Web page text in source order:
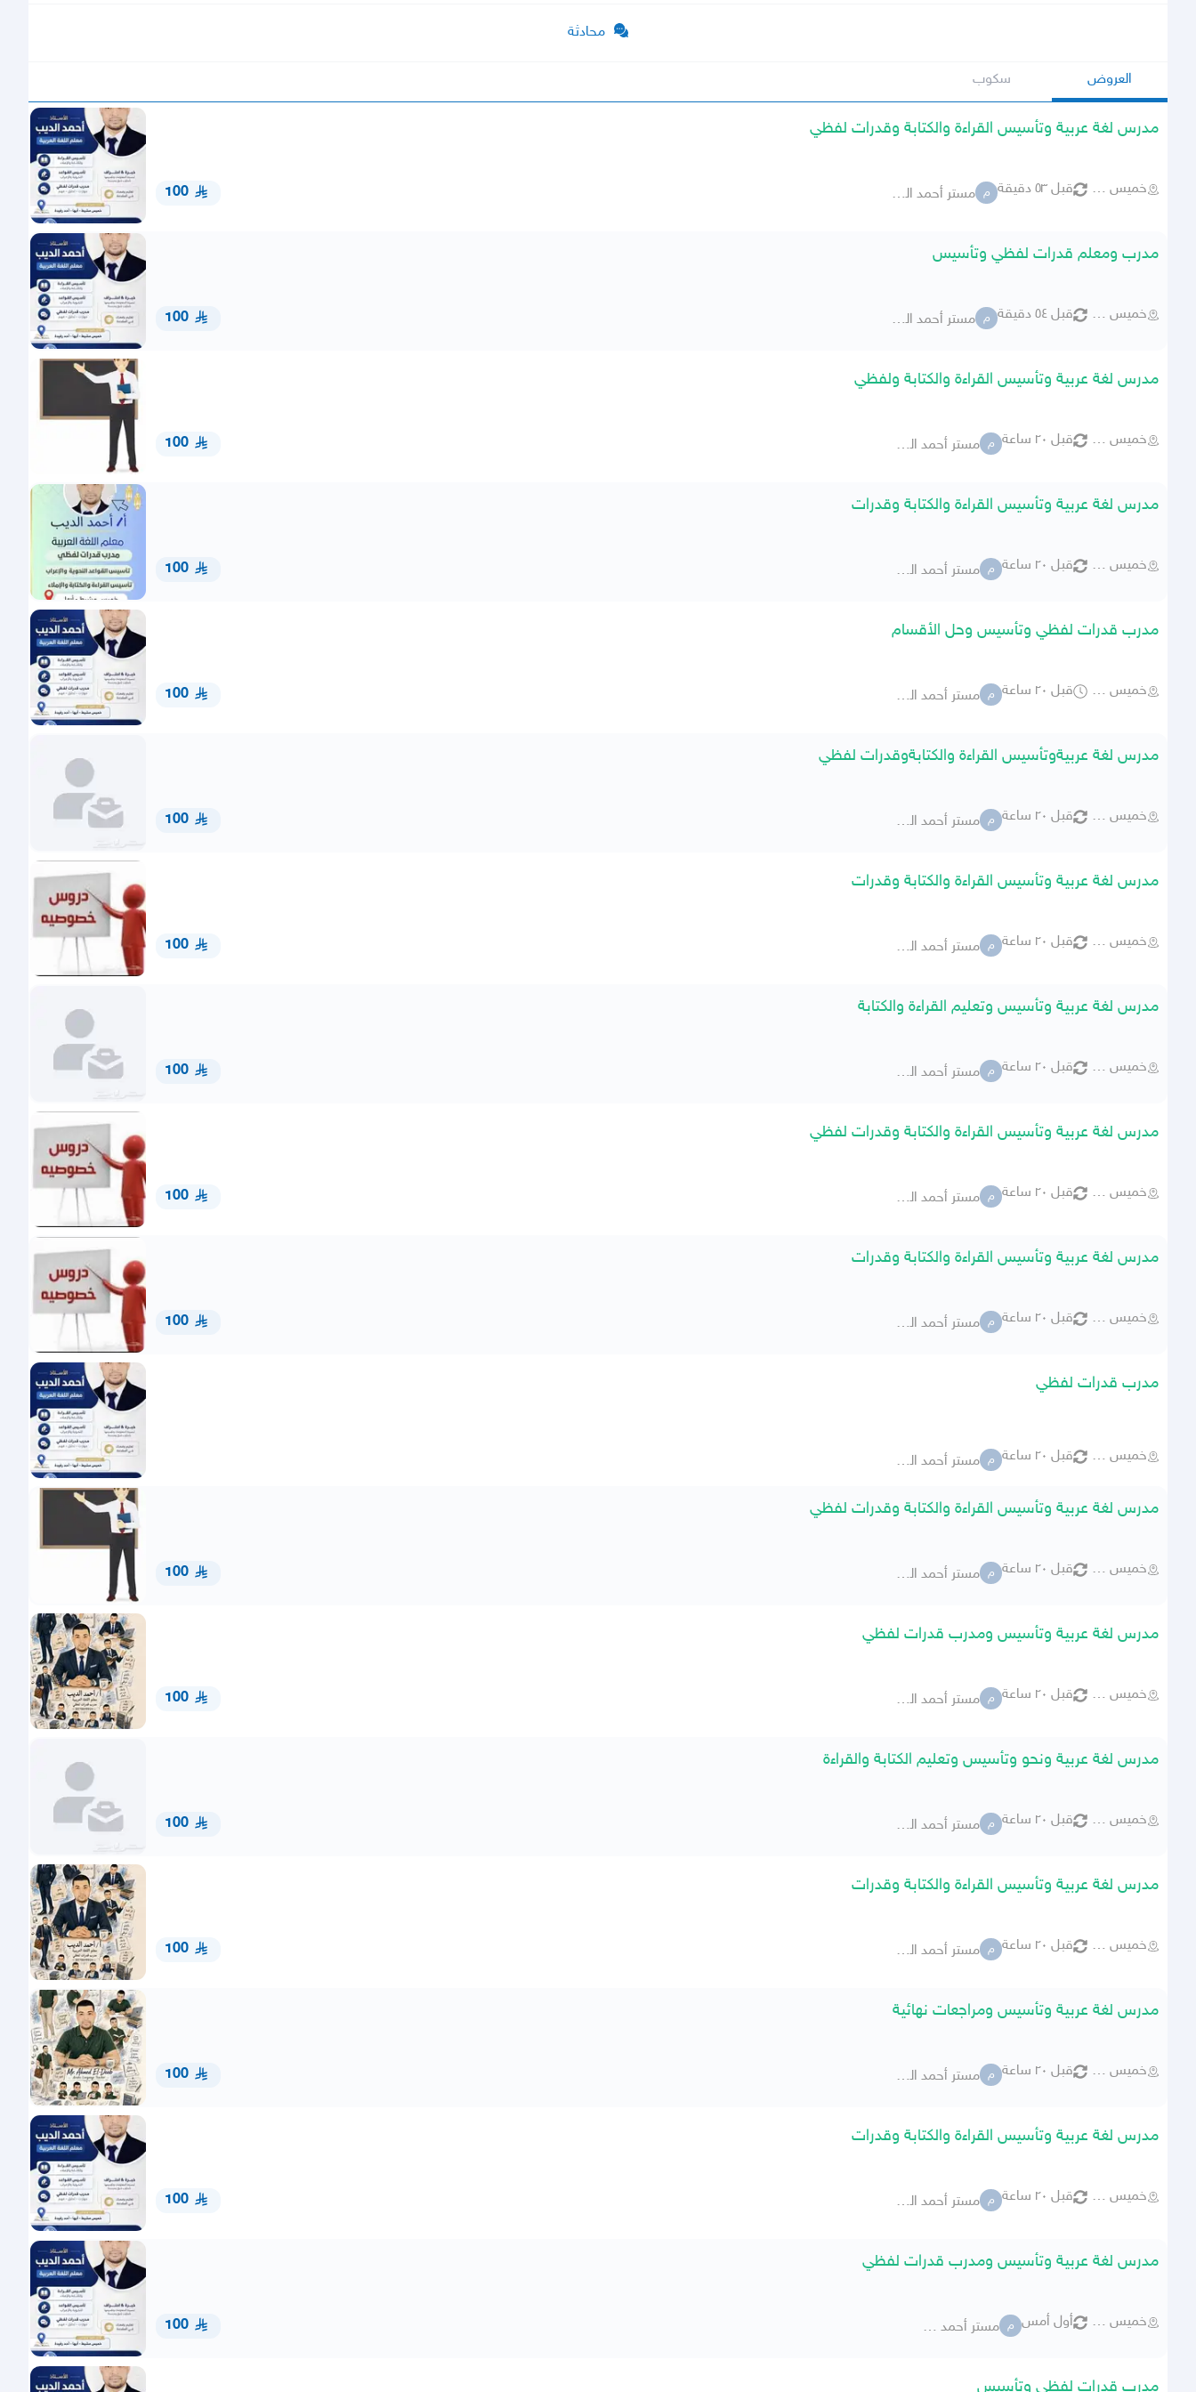
محادثة
العروض سكوب
مدرس لغة عربية وتأسيس القراءة والكتابة وقدرات لفظي
خميس مشيط قبل ٥٣ دقيقة م مستر أحمد الديب 100
مدرب ومعلم قدرات لفظي وتأسيس
خميس مشيط قبل ٥٤ دقيقة م مستر أحمد الديب 100
مدرس لغة عربية وتأسيس القراءة والكتابة ولفظي
خميس مشيط قبل ٢٠ ساعة م مستر أحمد الديب 100
مدرس لغة عربية وتأسيس القراءة والكتابة وقدرات
خميس مشيط قبل ٢٠ ساعة م مستر أحمد الديب 100
مدرب قدرات لفظي وتأسيس وحل الأقسام
خميس مشيط قبل ٢٠ ساعة م مستر أحمد الديب 100
مدرس لغة عربيةوتأسيس القراءة والكتابةوقدرات لفظي
خميس مشيط قبل ٢٠ ساعة م مستر أحمد الديب 100
مدرس لغة عربية وتأسيس القراءة والكتابة وقدرات
خميس مشيط قبل ٢٠ ساعة م مستر أحمد الديب 100
مدرس لغة عربية وتأسيس وتعليم القراءة والكتابة
خميس مشيط قبل ٢٠ ساعة م مستر أحمد الديب 100
مدرس لغة عربية وتأسيس القراءة والكتابة وقدرات لفظي
خميس مشيط قبل ٢٠ ساعة م مستر أحمد الديب 100
مدرس لغة عربية وتأسيس القراءة والكتابة وقدرات
خميس مشيط قبل ٢٠ ساعة م مستر أحمد الديب 100
مدرب قدرات لفظي
خميس مشيط قبل ٢٠ ساعة م مستر أحمد الديب
مدرس لغة عربية وتأسيس القراءة والكتابة وقدرات لفظي
خميس مشيط قبل ٢٠ ساعة م مستر أحمد الديب 100
مدرس لغة عربية وتأسيس ومدرب قدرات لفظي
خميس مشيط قبل ٢٠ ساعة م مستر أحمد الديب 100
مدرس لغة عربية ونحو وتأسيس وتعليم الكتابة والقراءة
خميس مشيط قبل ٢٠ ساعة م مستر أحمد الديب 100
مدرس لغة عربية وتأسيس القراءة والكتابة وقدرات
خميس مشيط قبل ٢٠ ساعة م مستر أحمد الديب 100
مدرس لغة عربية وتأسيس ومراجعات نهائية
خميس مشيط قبل ٢٠ ساعة م مستر أحمد الديب 100
مدرس لغة عربية وتأسيس القراءة والكتابة وقدرات
خميس مشيط قبل ٢٠ ساعة م مستر أحمد الديب 100
مدرس لغة عربية وتأسيس ومدرب قدرات لفظي
خميس مشيط أول أمس م مستر أحمد الديب 100
مدرب قدرات لفظي وتأسيس